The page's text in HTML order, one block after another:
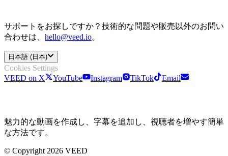
サポートをお探しですか？技術的な問題や販売以外のお問い
合わせは、 hello@veed.io。
日本語 (日本)
Cookies Settings
VEED on X
YouTube Instagram TikTok Email
魅力的な動画を作成し、字幕を追加し、視聴者を増やす簡単
な方法です。
© Copyright 2026 VEED